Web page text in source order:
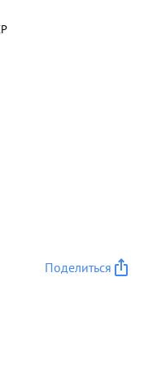
Поделиться